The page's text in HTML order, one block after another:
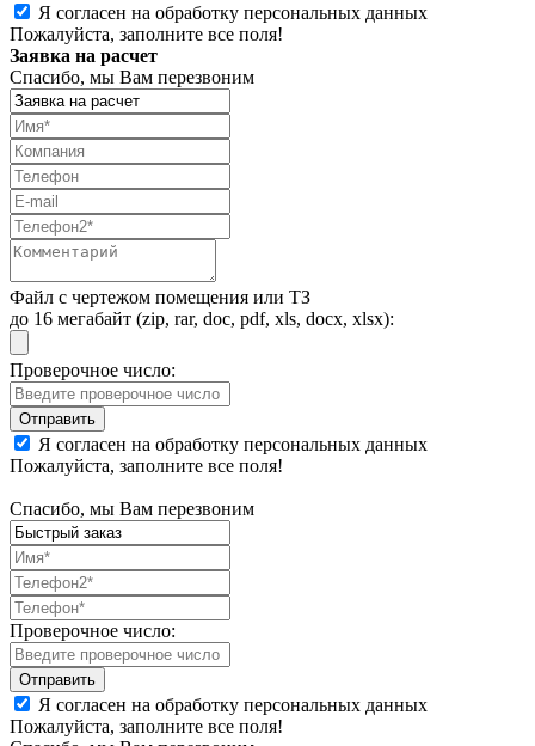
Я согласен на обработку персональных данных
Пожалуйста, заполните все поля!
Заявка на расчет
Спасибо, мы Вам перезвоним
Файл с чертежом помещения или ТЗ
до 16 мегабайт (zip, rar, doc, pdf, xls, docx, xlsx):
Проверочное число:
Я согласен на обработку персональных данных
Пожалуйста, заполните все поля!
Спасибо, мы Вам перезвоним
Проверочное число:
Я согласен на обработку персональных данных
Пожалуйста, заполните все поля!